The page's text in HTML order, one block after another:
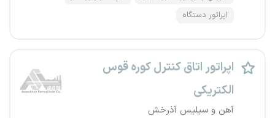
اپراتور دستگاه
اپراتور اتاق کنترل کوره قوس
الکتریکی
آهن و سیلیس آذرخش